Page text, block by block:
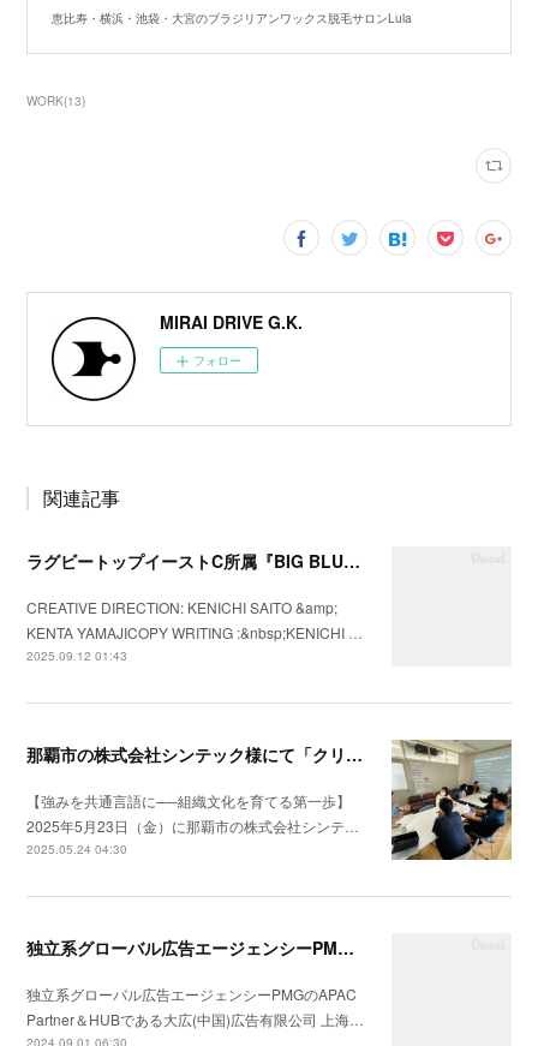
恵比寿・横浜・池袋・大宮のブラジリアンワックス脱毛サロンLula
WORK(13)
MIRAI DRIVE G.K.
フォロー
関連記事
ラグビートップイーストC所属『BIG BLUES八千代ベイ東京』の2025年シーズンプロモーションビデオを制作
CREATIVE DIRECTION: KENICHI SAITO &amp;
KENTA YAMAJICOPY WRITING :&nbsp;KENICHI …
2025.09.12 01:43
那覇市の株式会社シンテック様にて「クリフトンストレングス®」を用いた強み理解・組織文化醸成セッションを実施
【強みを共通言語に──組織文化を育てる第一歩】
2025年5月23日（金）に那覇市の株式会社シンテ…
2025.05.24 04:30
独立系グローバル広告エージェンシーPMGのAPAC Partner＆HUBである大広(中国)広告有限公司 上海分公司会社の統合コミュニケーション戦略の構築支援を開始
独立系グローバル広告エージェンシーPMGのAPAC
Partner＆HUBである大広(中国)広告有限公司 上海…
2024.09.01 06:30